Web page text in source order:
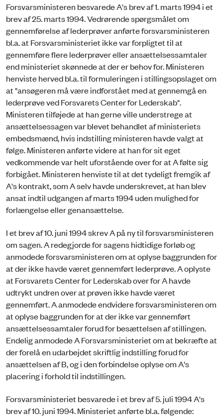
Forsvarsministeren besvarede A's brev af 1. marts 1994 i et
brev af 25. marts 1994. Vedrørende spørgsmålet om
gennemførelse af lederprøver anførte forsvarsministeren
bl.a. at Forsvarsministeriet ikke var forpligtet til at
gennemføre flere lederprøver eller ansættelsessamtaler
end ministeriet skønnede at der er behov for. Ministeren
henviste herved bl.a. til formuleringen i stillingsopslaget om
at "ansøgeren må være indforstået med at gennemgå en
lederprøve ved Forsvarets Center for Lederskab".
Ministeren tilføjede at han gerne ville understrege at
ansættelsessagen var blevet behandlet af ministeriets
embedsmænd, hvis indstilling ministeren havde valgt at
følge. Ministeren anførte videre at han for sit eget
vedkommende var helt uforstående over for at A følte sig
forbigået. Ministeren henviste til at det tydeligt fremgik af
A's kontrakt, som A selv havde underskrevet, at han blev
ansat indtil udgangen af marts 1994 uden mulighed for
forlængelse eller genansættelse.
I et brev af 10. juni 1994 skrev A på ny til forsvarsministeren
om sagen. A redegjorde for sagens hidtidige forløb og
anmodede forsvarsministeren om at oplyse baggrunden for
at der ikke havde været gennemført lederprøve. A oplyste
at Forsvarets Center for Lederskab over for A havde
udtrykt undren over at prøven ikke havde været
gennemført. A anmodede endvidere forsvarsministeren om
at oplyse baggrunden for at der ikke var gennemført
ansættelsessamtaler forud for besættelsen af stillingen.
Endelig anmodede A Forsvarsministeriet om at bekræfte at
der forelå en udarbejdet skriftlig indstilling forud for
ansættelsen af B, og i den forbindelse oplyse om A's
placering i forhold til indstillingen.
Forsvarsministeriet besvarede i et brev af 5. juli 1994 A's
brev af 10. juni 1994. Ministeriet anførte bl.a. følgende: